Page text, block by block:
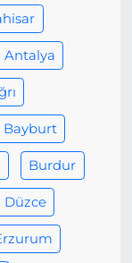
Antalya
Bayburt
Burdur
Düzce